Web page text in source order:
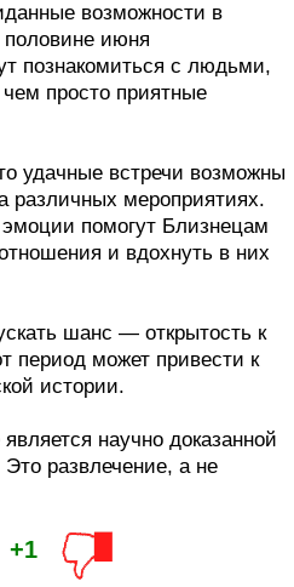
возможности в
июня
познакомиться с людьми,
просто приятные
удачные встречи возможны
различных мероприятиях.
помогут Близнецам
и вдохнуть в них
шанс — открытость к
период может привести к
истории.
научно доказанной
развлечение, а не
+1